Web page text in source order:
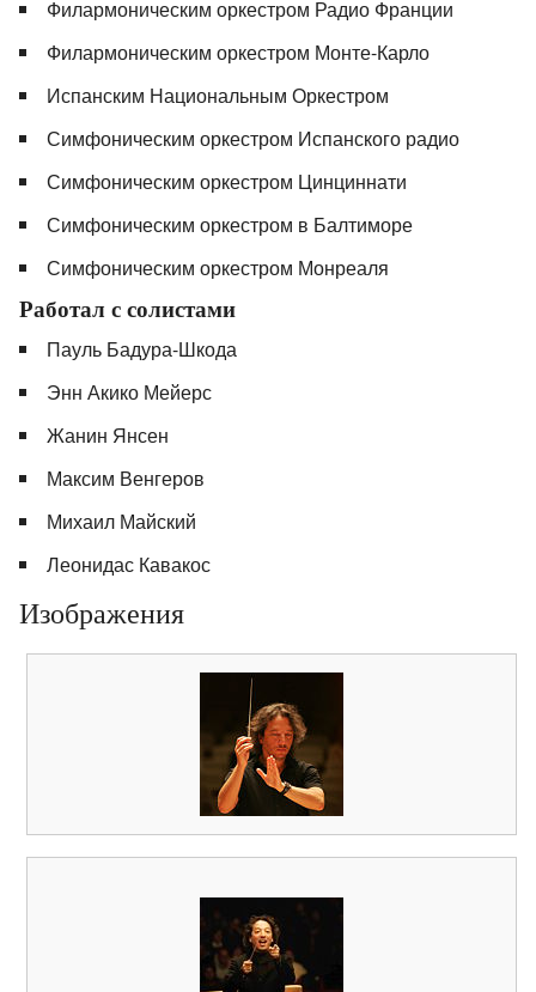
Филармоническим оркестром Радио Франции
Филармоническим оркестром Монте-Карло
Испанским Национальным Оркестром
Симфоническим оркестром Испанского радио
Симфоническим оркестром Цинциннати
Симфоническим оркестром в Балтиморе
Симфоническим оркестром Монреаля
Работал с солистами
Пауль Бадура-Шкода
Энн Акико Мейерс
Жанин Янсен
Максим Венгеров
Михаил Майский
Леонидас Кавакос
Изображения